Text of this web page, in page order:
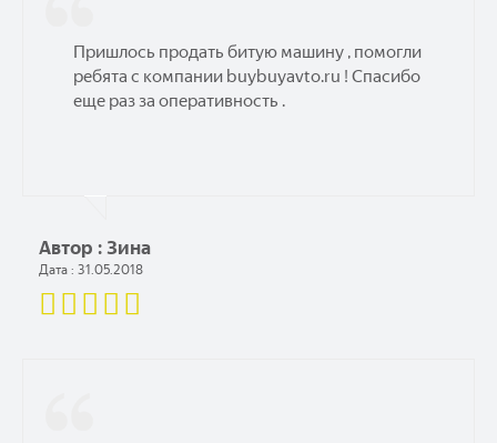
Пришлось продать битую машину , помогли
ребята с компании buybuyavto.ru ! Спасибо
еще раз за оперативность .
Автор : Зина
Дата : 31.05.2018